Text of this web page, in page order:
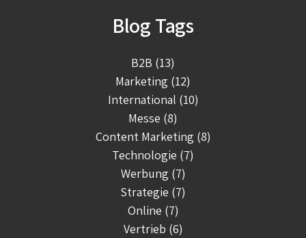
Blog Tags
B2B (13)
Marketing (12)
International (10)
Messe (8)
Content Marketing (8)
Technologie (7)
Werbung (7)
Strategie (7)
Online (7)
Vertrieb (6)